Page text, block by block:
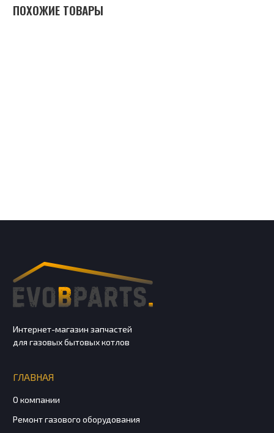
ПОХОЖИЕ ТОВАРЫ
Интернет-магазин запчастей
для газовых бытовых котлов
ГЛАВНАЯ
О компании
Ремонт газового оборудования